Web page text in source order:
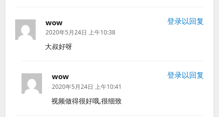
wow
道：
2020年5月24日 上午10:38
大叔好呀
登录以回复
wow
道：
2020年5月24日 上午10:41
视频做得很好哦,很细致
登录以回复